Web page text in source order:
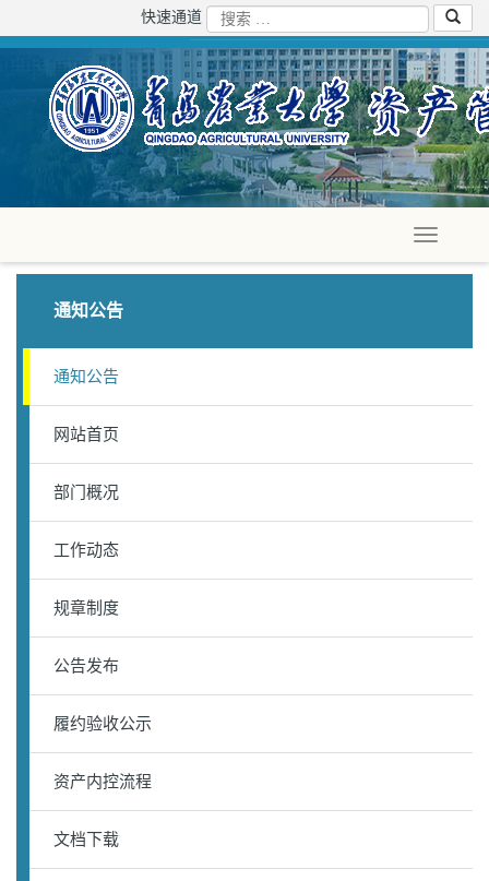
快速通道
通知公告
通知公告
网站首页
部门概况
工作动态
规章制度
公告发布
履约验收公示
资产内控流程
文档下载